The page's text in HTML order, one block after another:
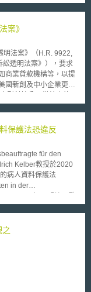
員會（Data
Manager）」制度。
童資料保護、重要資料
定。其制度重點如下：
理者於取得資料主體同
人資料類型、利用目的
其進行調查與裁罰之
保存、監控、備份及資
要求即時通報資料當事
群平台於三年未互動
受法定監護者，要求取
要資料處理者
、稽核及設置資料保
示權利行使方式及身
案》
法案》（H.R. 9922,
透明法案》），要求
商業貸款機構等，以提
新創及中小企業更難
得賠償金，如：伊利諾
盜，在訴訟中多面臨
迫接受遠低於其所受
門檻，以對抗大型科技
示，中國大陸所支持的
，而第三方金融資助
保護法恐違反
für den
Kelber教授於2020
病人資料保護法
in der
健檢結果、醫學報告或